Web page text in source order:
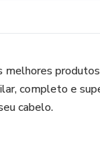
melhores
completo e
cabelo.